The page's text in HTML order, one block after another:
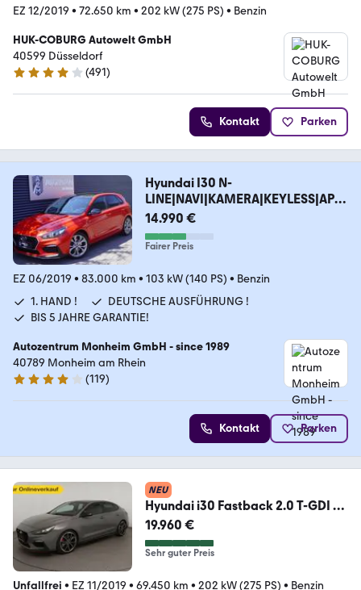
EZ 12/2019 • 72.650 km • 202 kW (275 PS) • Benzin
HUK-COBURG Autowelt GmbH
40599 Düsseldorf
4.1 Sterne
(491)
Kontakt Parken
Hyundai I30 N-
LINE|NAVI|KAMERA|KEYLESS|APPL
E|TEMPOMAT
14.990 €
Fairer Preis
EZ 06/2019 • 83.000 km • 103 kW (140 PS) • Benzin
1. HAND !
DEUTSCHE AUSFÜHRUNG !
BIS 5 JAHRE GARANTIE!
Autozentrum Monheim GmbH - since 1989
40789 Monheim am Rhein
4 Sterne
(119)
Kontakt Parken
NEU
Hyundai i30 Fastback 2.0 T-GDI N
Performance LED+NAVI+
19.960 €
Sehr guter Preis
Unfallfrei • EZ 11/2019 • 69.450 km • 202 kW (275 PS) • Benzin